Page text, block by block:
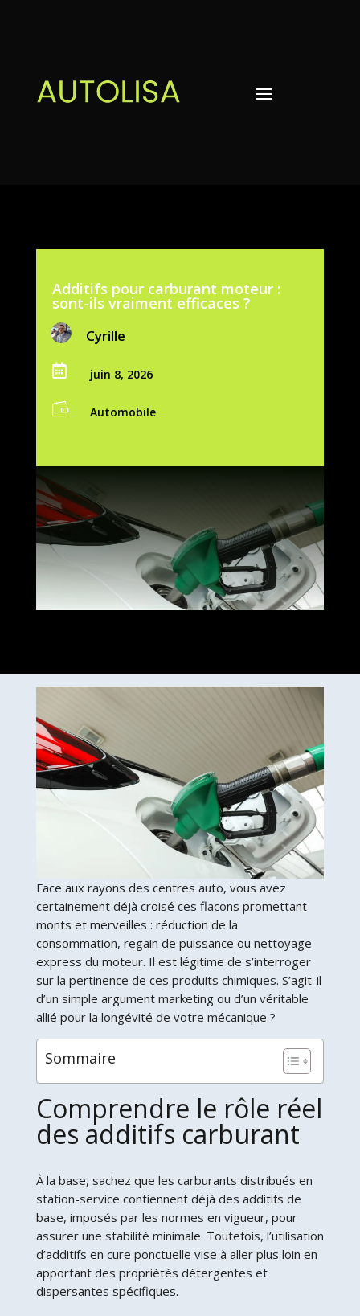
Additifs pour carburant moteur :
sont-ils vraiment efficaces ?
Cyrille
 juin 8, 2026
 Automobile
Face aux rayons des centres auto, vous avez
certainement déjà croisé ces flacons promettant
monts et merveilles : réduction de la
consommation, regain de puissance ou nettoyage
express du moteur. Il est légitime de s’interroger
sur la pertinence de ces produits chimiques. S’agit-il
d’un simple argument marketing ou d’un véritable
allié pour la longévité de votre mécanique ?
Sommaire
Comprendre le rôle réel
des additifs carburant
À la base, sachez que les carburants distribués en
station-service contiennent déjà des additifs de
base, imposés par les normes en vigueur, pour
assurer une stabilité minimale. Toutefois, l’utilisation
d’additifs en cure ponctuelle vise à aller plus loin en
apportant des propriétés détergentes et
dispersantes spécifiques.